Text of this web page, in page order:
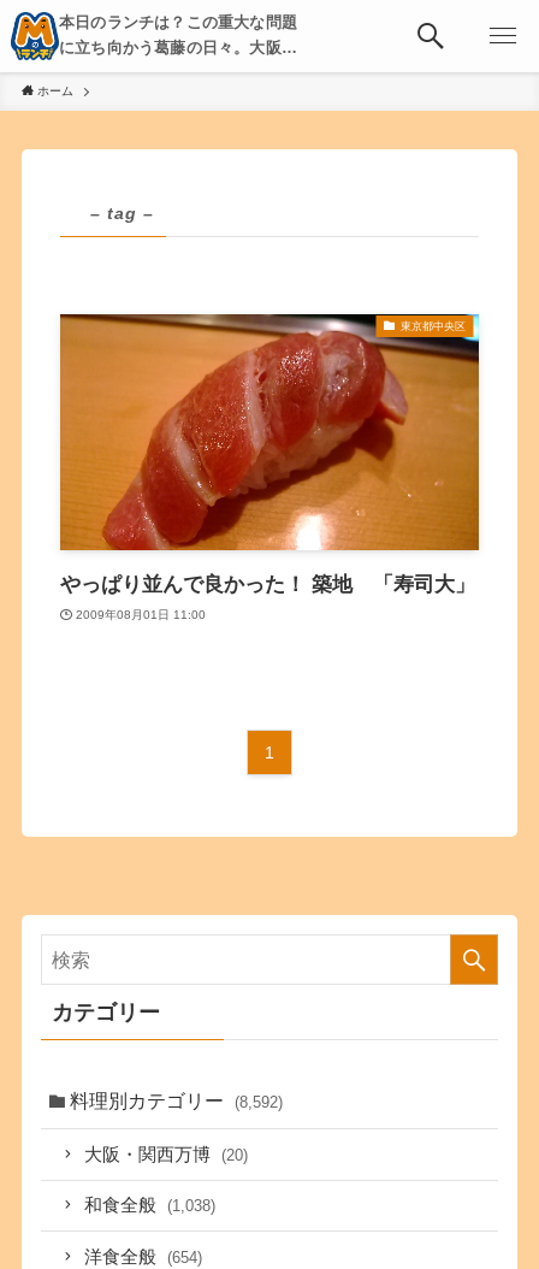
本日のランチは？この重大な問題
に立ち向かう葛藤の日々。大阪・
京都・神戸を中心とした食べ歩
き、飲み歩きを綴る。
ホーム
– tag –
東京都中央区
やっぱり並んで良かった！ 築地 「寿司大」
2009年08月01日 11:00
1
カテゴリー
料理別カテゴリー (8,592)
大阪・関西万博 (20)
和食全般 (1,038)
洋食全般 (654)